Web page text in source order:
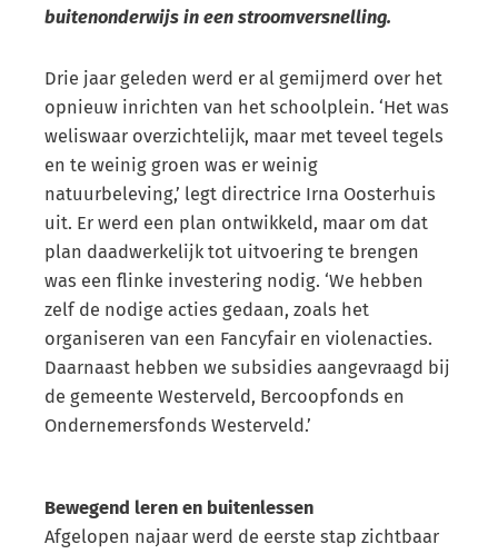
buitenonderwijs in een stroomversnelling.
Drie jaar geleden werd er al gemijmerd over het
opnieuw inrichten van het schoolplein. ‘Het was
weliswaar overzichtelijk, maar met teveel tegels
en te weinig groen was er weinig
natuurbeleving,’ legt directrice Irna Oosterhuis
uit. Er werd een plan ontwikkeld, maar om dat
plan daadwerkelijk tot uitvoering te brengen
was een flinke investering nodig. ‘We hebben
zelf de nodige acties gedaan, zoals het
organiseren van een Fancyfair en violenacties.
Daarnaast hebben we subsidies aangevraagd bij
de gemeente Westerveld, Bercoopfonds en
Ondernemersfonds Westerveld.’
Bewegend leren en buitenlessen
Afgelopen najaar werd de eerste stap zichtbaar